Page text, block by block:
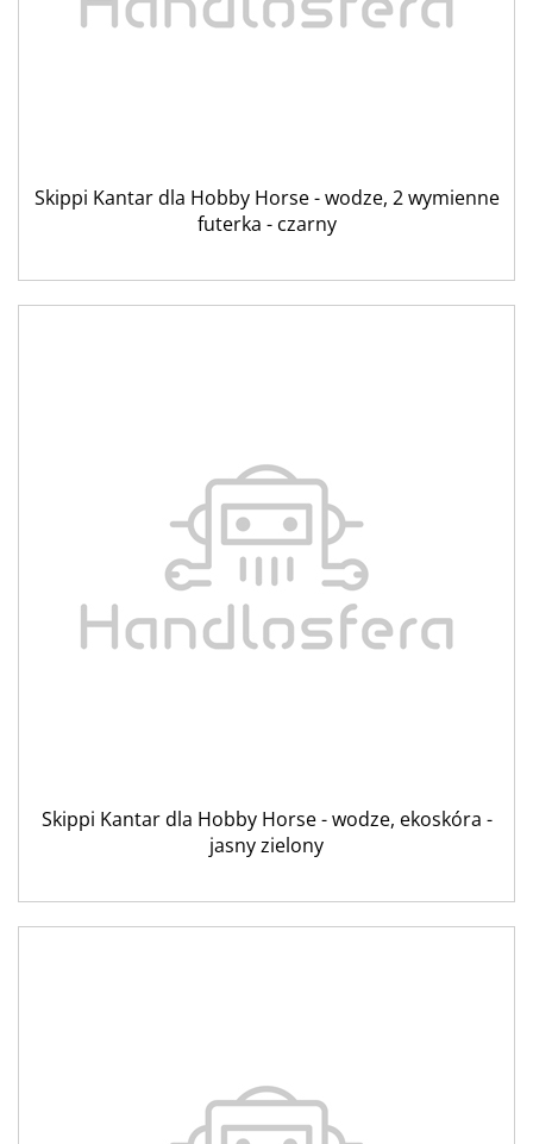
Skippi Kantar dla Hobby Horse - wodze, 2 wymienne
futerka - czarny
Skippi Kantar dla Hobby Horse - wodze, ekoskóra -
jasny zielony